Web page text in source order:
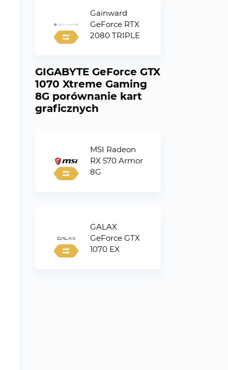
Gainward
GeForce RTX
2080 TRIPLE
GIGABYTE GeForce GTX
1070 Xtreme Gaming
8G porównanie kart
graficznych
MSI Radeon
RX 570 Armor
8G
GALAX
GeForce GTX
1070 EX